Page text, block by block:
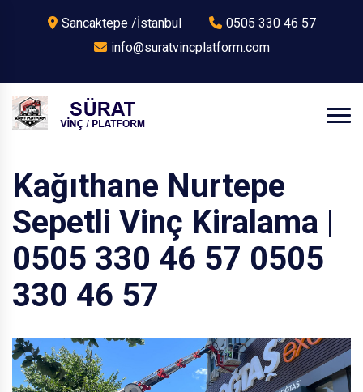
Sancaktepe /İstanbul
0505 330 46 57
info@suratvincplatform.com
Kağıthane Nurtepe
Sepetli Vinç Kiralama |
0505 330 46 57 0505
330 46 57